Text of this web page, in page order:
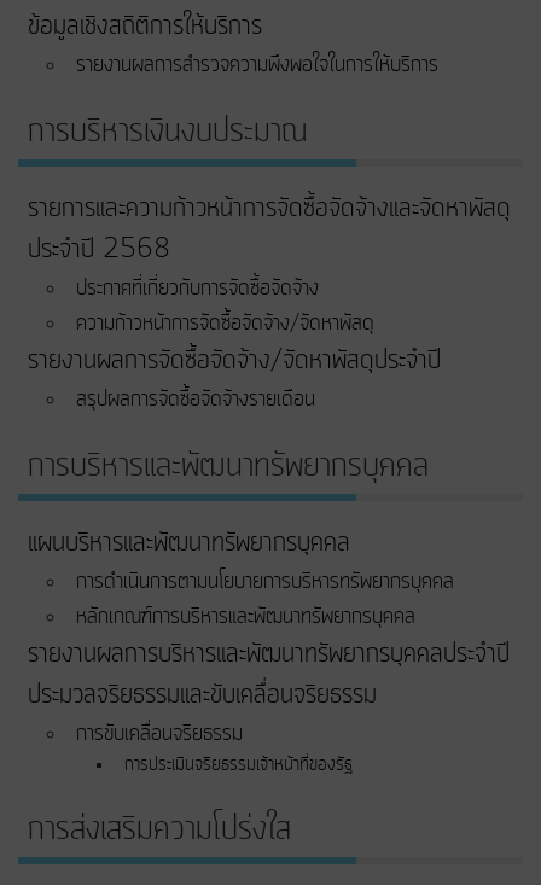
ข้อมูลเชิงสถิติการให้บริการ
รายงานผลการสำรวจความพึงพอใจในการให้บริการ
การบริหารเงินงบประมาณ
รายการและความก้าวหน้าการจัดซื้อจัดจ้างและจัดหาพัสดุ
ประจำปี 2568
ประกาศที่เกี่ยวกับการจัดซื้อจัดจ้าง
ความก้าวหน้าการจัดซื้อจัดจ้าง/จัดหาพัสดุ
รายงานผลการจัดซื้อจัดจ้าง/จัดหาพัสดุประจำปี
สรุปผลการจัดซื้อจัดจ้างรายเดือน
การบริหารและพัฒนาทรัพยากรบุคคล
แผนบริหารและพัฒนาทรัพยากรบุคคล
การดำเนินการตามนโยบายการบริหารทรัพยากรบุคคล
หลักเกณฑ์การบริหารและพัฒนาทรัพยากรบุคคล
รายงานผลการบริหารและพัฒนาทรัพยากรบุคคลประจำปี
ประมวลจริยธรรมและขับเคลื่อนจริยธรรม
การขับเคลื่อนจริยธรรม
การประเมินจริยธรรมเจ้าหน้าที่ของรัฐ
การส่งเสริมความโปร่งใส